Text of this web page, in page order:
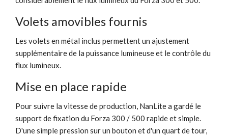
Volets amovibles fournis
Les volets en métal inclus permettent un ajustement
supplémentaire de la puissance lumineuse et le contrôle du
flux lumineux.
Mise en place rapide
Pour suivre la vitesse de production, NanLite a gardé le
support de fixation du Forza 300 / 500 rapide et simple.
D'une simple pression sur un bouton et d'un quart de tour,